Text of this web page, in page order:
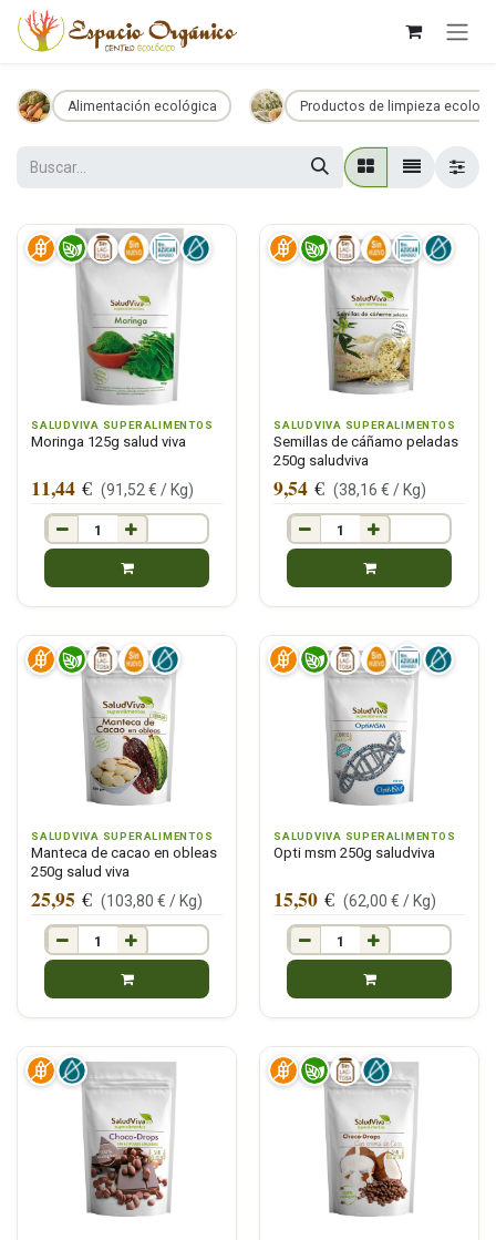
Ir al contenido
Alimentación ecológica Productos de limpieza
SALUDVIVA SUPERALIMENTOS
Moringa 125g salud viva
11,44 € (91,52 € / Kg)
SALUDVIVA SUPERALIMENTOS
Semillas de cáñamo peladas
250g saludviva
9,54 € (38,16 € / Kg)
SALUDVIVA SUPERALIMENTOS
Manteca de cacao en obleas
250g salud viva
25,95 € (103,80 € / Kg)
SALUDVIVA SUPERALIMENTOS
Opti msm 250g saludviva
15,50 € (62,00 € / Kg)